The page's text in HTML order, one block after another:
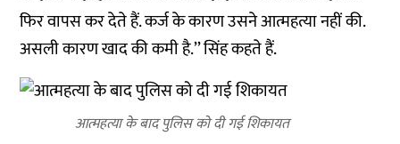
फिर वापस कर देते हैं. कर्ज के कारण उसने आत्महत्या नहीं की.
असली कारण खाद की कमी है.’’ सिंह कहते हैं.
आत्महत्या के बाद पुलिस को दी गई शिकायत